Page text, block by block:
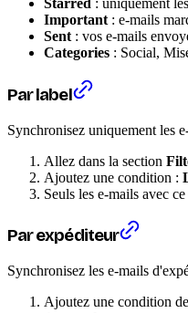
Starred : uniquement
Important : e-mails
Sent : vos e-mails
Categories : Social,
Par label
Synchronisez uniquement les
Allez dans la section
Ajoutez une condition :
Seuls les e-mails avec
Par expéditeur
Synchronisez les e-mails
Ajoutez une condition